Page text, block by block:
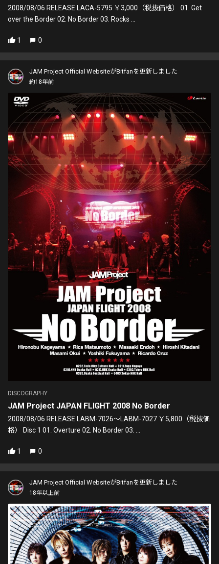
2008/08/06 RELEASE LACA-5795 ￥3,000（税抜価格） 01. Get
over the Border 02. No Border 03. Rocks ...
1 0
JAM Project Official WebsiteがBitfanを更新しました
約18年前
DISCOGRAPHY
JAM Project JAPAN FLIGHT 2008 No Border
2008/08/06 RELEASE LABM-7026～LABM-7027 ￥5,800（税抜価
格） Disc 1 01. Overture 02. No Border 03. ...
1 0
JAM Project Official WebsiteがBitfanを更新しました
18年以上前